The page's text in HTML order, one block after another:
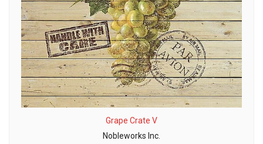
Grape Crate V
Nobleworks Inc.